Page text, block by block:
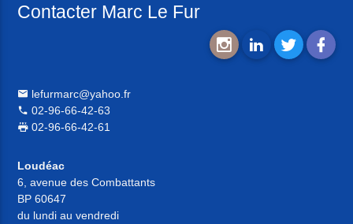
Contacter Marc Le Fur
lefurmarc@yahoo.fr
02-96-66-42-63
02-96-66-42-61
Loudéac
6, avenue des Combattants
BP 60647
du lundi au vendredi